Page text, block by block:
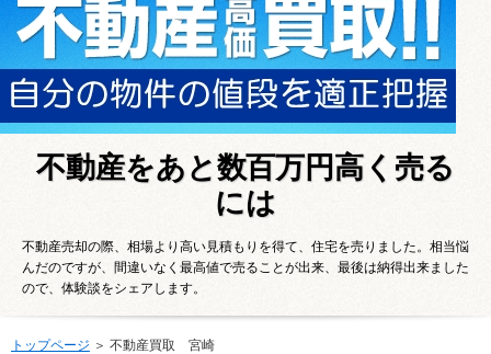
不動産をあと数百万円高く売る
には
不動産売却の際、相場より高い見積もりを得て、住宅を売りました。相当悩
んだのですが、間違いなく最高値で売ることが出来、最後は納得出来ました
ので、体験談をシェアします。
トップページ ＞ 不動産買取 宮崎